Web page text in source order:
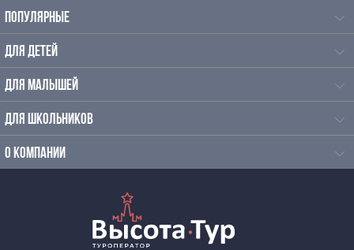
ПОПУЛЯРНЫЕ
ДЛЯ ДЕТЕЙ
ДЛЯ МАЛЫШЕЙ
ДЛЯ ШКОЛЬНИКОВ
О КОМПАНИИ